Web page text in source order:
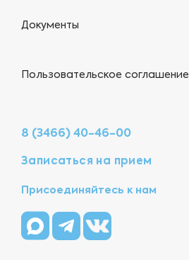
Документы
Пользовательское соглашение
8 (3466) 40-46-00
Записаться на прием
Присоединяйтесь к нам